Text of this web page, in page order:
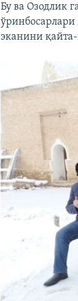
Бу ва Озодлик
эканини